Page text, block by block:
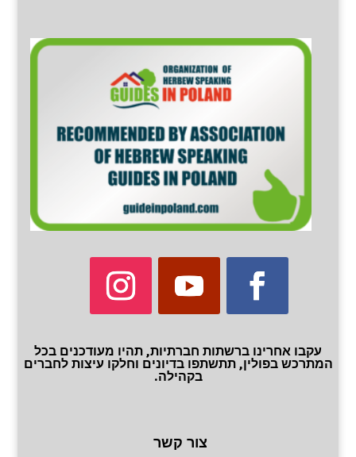
עקבו אחרינו ברשתות חברתיות, תהיו מעודכנים בכל
המתרכש בפולין, תתשתפו בדיונים וחלקו עיצות לחברים
בקהילה.
צור קשר